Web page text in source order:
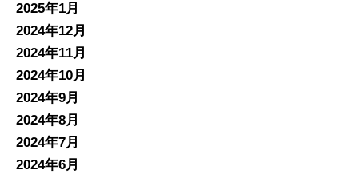
2025年1月
2024年12月
2024年11月
2024年10月
2024年9月
2024年8月
2024年7月
2024年6月